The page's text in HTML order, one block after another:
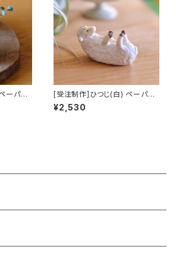
[受注制作]ひつじ(白) ペーパー
ウェイト
¥2,530